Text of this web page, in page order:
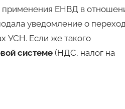
применения ЕНВД в
уведомление о
УСН. Если же такого
системе(НДС, налог на